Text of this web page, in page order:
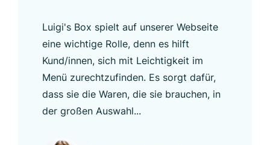
Luigi's Box spielt auf unserer Webseite
eine wichtige Rolle, denn es hilft
Kund/innen, sich mit Leichtigkeit im
Menü zurechtzufinden. Es sorgt dafür,
dass sie die Waren, die sie brauchen, in
der großen Auswahl...